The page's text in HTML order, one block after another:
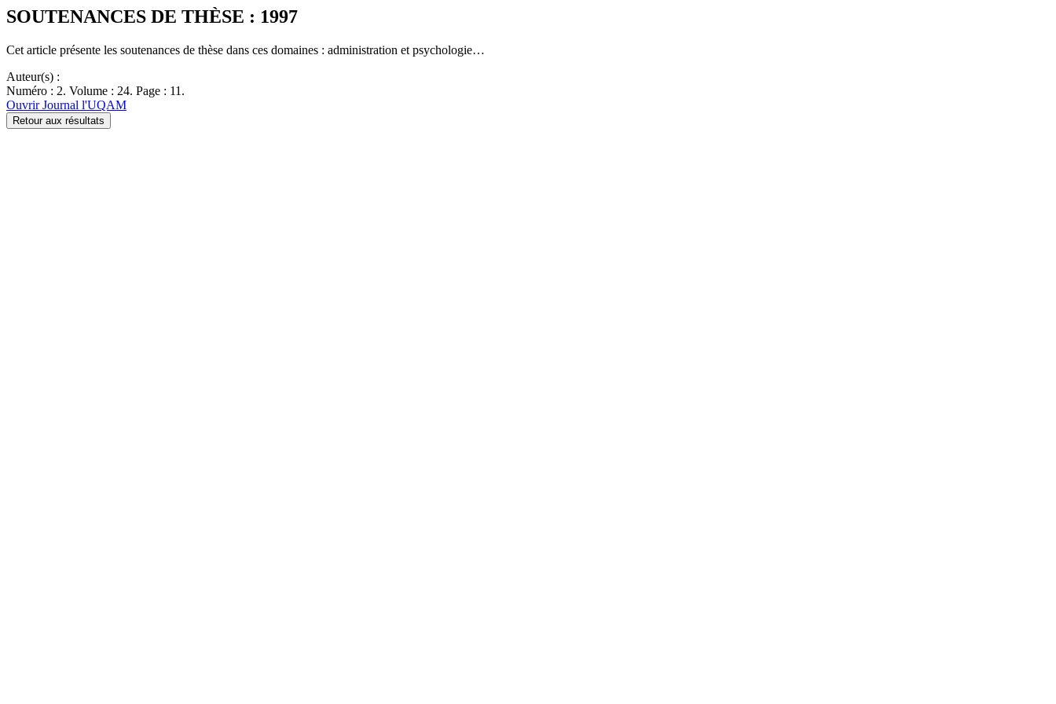
SOUTENANCES DE THÈSE : 1997
Cet article présente les soutenances de thèse dans ces domaines : administration et psychologie…
Auteur(s) :
Numéro : 2. Volume : 24. Page : 11.
Ouvrir Journal l'UQAM
Retour aux résultats